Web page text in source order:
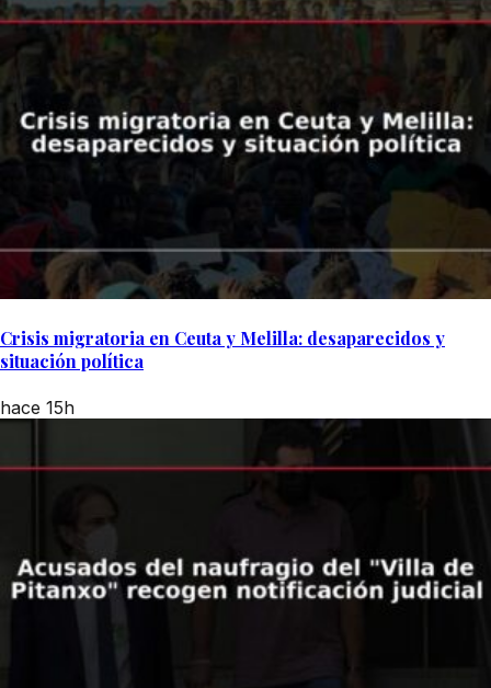
Crisis migratoria en Ceuta y Melilla: desaparecidos y
situación política
hace 15h